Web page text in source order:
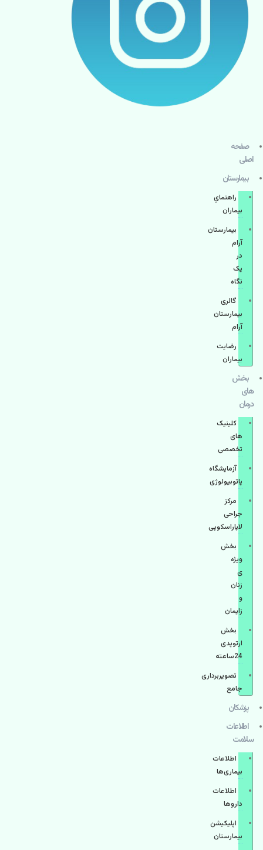
صفحه
اصلی
بيمارستان
راهنماي
بیماران
بیمارستان
آرام
در
یک
نگاه
گالری
بیمارستان
آرام
رضایت
بیماران
بخش
های
درمان
کلینیک
های
تخصصی
آزمایشگاه
پاتوبیولوژی
مرکز
جراحی
لاپاراسکوپی
بخش
ویژه
ی
زنان
و
زایمان
بخش
ارتوپدی
24ساعته
تصویربرداری
جامع
پزشكان
اطلاعات
سلامت
اطلاعات
بیماری‌ها
اطلاعات
دارو‌ها
اپليكيشن
بيمارستان